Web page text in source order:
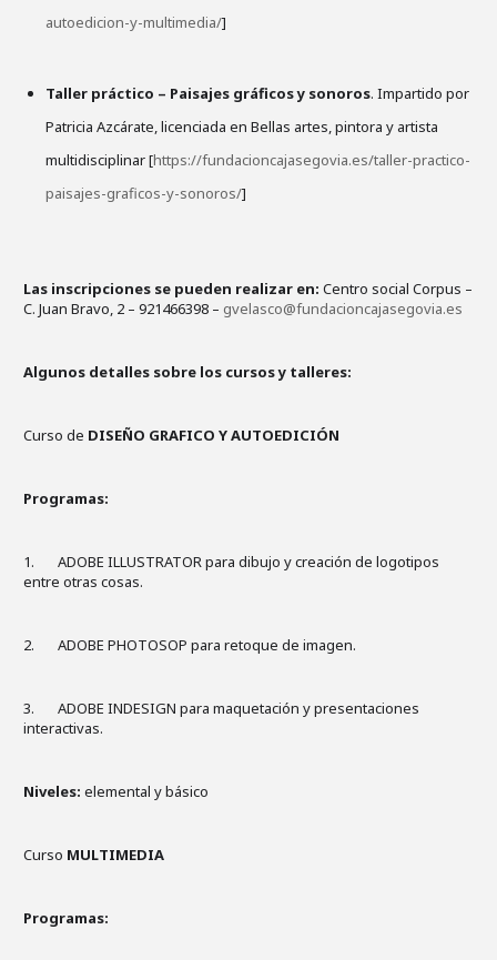
autoedicion-y-multimedia/]
Taller práctico – Paisajes gráficos y sonoros. Impartido por
Patricia Azcárate, licenciada en Bellas artes, pintora y artista
multidisciplinar [https://fundacioncajasegovia.es/taller-practico-
paisajes-graficos-y-sonoros/]
Las inscripciones se pueden realizar en: Centro social Corpus –
C. Juan Bravo, 2 – 921466398 – gvelasco@fundacioncajasegovia.es
Algunos detalles sobre los cursos y talleres:
Curso de DISEÑO GRAFICO Y AUTOEDICIÓN
Programas:
1. ADOBE ILLUSTRATOR para dibujo y creación de logotipos
entre otras cosas.
2. ADOBE PHOTOSOP para retoque de imagen.
3. ADOBE INDESIGN para maquetación y presentaciones
interactivas.
Niveles: elemental y básico
Curso MULTIMEDIA
Programas: